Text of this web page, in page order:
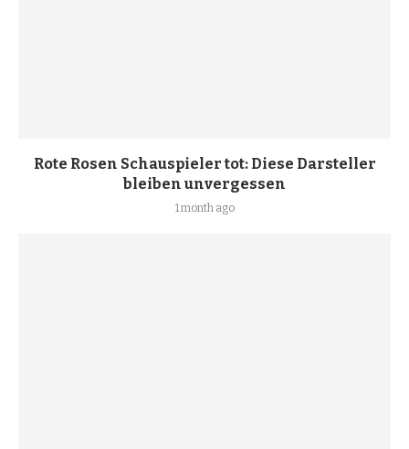
Rote Rosen Schauspieler tot: Diese Darsteller
bleiben unvergessen
1 month ago